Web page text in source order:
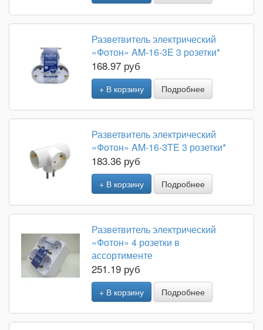
Разветвитель электрический
«Фотон» AM-16-3E 3 розетки*
168.97 руб
+ В корзину Подробнее
Разветвитель электрический
«Фотон» AM-16-3TE 3 розетки*
183.36 руб
+ В корзину Подробнее
Разветвитель электрический
«Фотон» 4 розетки в
ассортименте
251.19 руб
+ В корзину Подробнее